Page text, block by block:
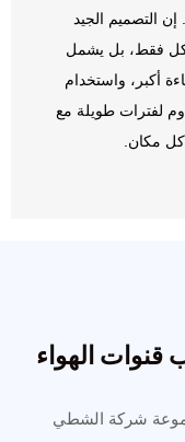
التصميم الجيد
فقط، بل يشمل
أكبر، واستخدام
لفترات طويلة مع
مكان.
قنوات الهواء
شركة الشطي